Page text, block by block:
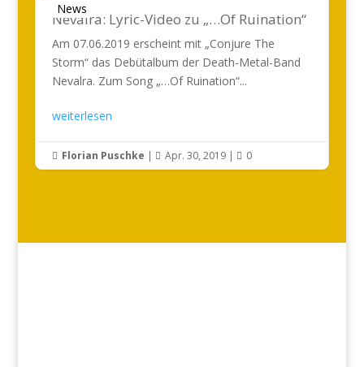
News
Nevalra: Lyric-Video zu „…Of Ruination“
Am 07.06.2019 erscheint mit „Conjure The
Storm“ das Debütalbum der Death-Metal-Band
Nevalra. Zum Song „…Of Ruination“...
weiterlesen
 Florian Puschke |  Apr. 30, 2019|  0